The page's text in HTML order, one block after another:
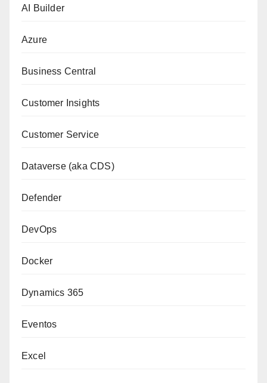
AI Builder
Azure
Business Central
Customer Insights
Customer Service
Dataverse (aka CDS)
Defender
DevOps
Docker
Dynamics 365
Eventos
Excel